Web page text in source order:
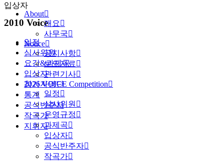
About
개요
사무국
Notice
공지사항
보도자료
관련기사
2026 VOICE Competition
일정
심사위원
운영규정
과제곡
입상자
공식반주자
작곡가
입상자
2010 Voice
일정
심사위원
요강&과제곡
입상자
참가자명단
통계
공식반주자
작곡가
지휘자